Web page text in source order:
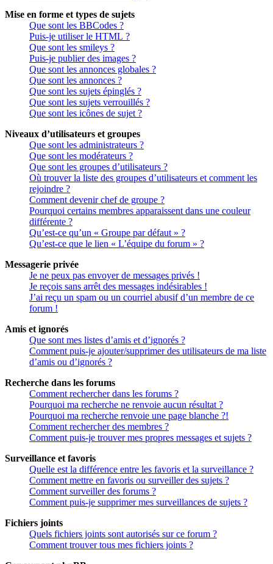
Mise en forme et types de sujets
Que sont les BBCodes ?
Puis-je utiliser le HTML ?
Que sont les smileys ?
Puis-je publier des images ?
Que sont les annonces globales ?
Que sont les annonces ?
Que sont les sujets épinglés ?
Que sont les sujets verrouillés ?
Que sont les icônes de sujet ?
Niveaux d’utilisateurs et groupes
Que sont les administrateurs ?
Que sont les modérateurs ?
Que sont les groupes d’utilisateurs ?
Où trouver la liste des groupes d’utilisateurs et comment les
rejoindre ?
Comment devenir chef de groupe ?
Pourquoi certains membres apparaissent dans une couleur
différente ?
Qu’est-ce qu’un « Groupe par défaut » ?
Qu’est-ce que le lien « L’équipe du forum » ?
Messagerie privée
Je ne peux pas envoyer de messages privés !
Je reçois sans arrêt des messages indésirables !
J’ai reçu un spam ou un courriel abusif d’un membre de ce
forum !
Amis et ignorés
Que sont mes listes d’amis et d’ignorés ?
Comment puis-je ajouter/supprimer des utilisateurs de ma liste
d’amis ou d’ignorés ?
Recherche dans les forums
Comment rechercher dans les forums ?
Pourquoi ma recherche ne renvoie aucun résultat ?
Pourquoi ma recherche renvoie une page blanche ?!
Comment rechercher des membres ?
Comment puis-je trouver mes propres messages et sujets ?
Surveillance et favoris
Quelle est la différence entre les favoris et la surveillance ?
Comment mettre en favoris ou surveiller des sujets ?
Comment surveiller des forums ?
Comment puis-je supprimer mes surveillances de sujets ?
Fichiers joints
Quels fichiers joints sont autorisés sur ce forum ?
Comment trouver tous mes fichiers joints ?